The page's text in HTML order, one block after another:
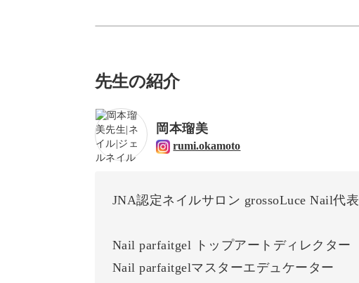
先生の紹介
岡本瑠美
rumi.okamoto
JNA認定ネイルサロン grossoLuce Nail代表
Nail parfaitgel トップアートディレクター
Nail parfaitgelマスターエデュケーター